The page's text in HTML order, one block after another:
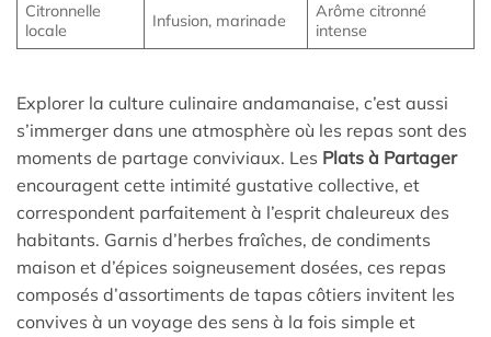
Citronnelle
locale
Infusion, marinade
Arôme citronné
intense
Explorer la culture culinaire andamanaise, c’est aussi
s’immerger dans une atmosphère où les repas sont des
moments de partage conviviaux. Les Plats à Partager
encouragent cette intimité gustative collective, et
correspondent parfaitement à l’esprit chaleureux des
habitants. Garnis d’herbes fraîches, de condiments
maison et d’épices soigneusement dosées, ces repas
composés d’assortiments de tapas côtiers invitent les
convives à un voyage des sens à la fois simple et